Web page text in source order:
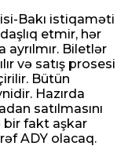
Bakı istiqaməti
etmir, hər
Biletlər
və satış prosesi
Bütün
Hazırda
satılmasını
fakt aşkar
ADY olacaq.